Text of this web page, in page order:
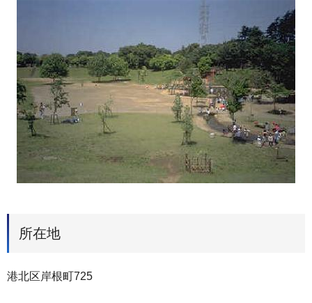
所在地
港北区岸根町725